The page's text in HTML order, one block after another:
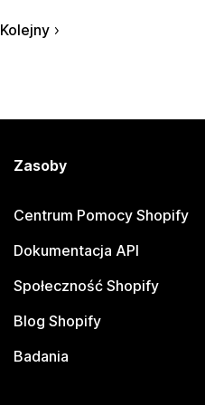
Kolejny
Zasoby
Centrum Pomocy Shopify
Dokumentacja API
Społeczność Shopify
Blog Shopify
Badania